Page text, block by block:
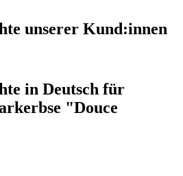
unserer Kund:innen
in Deutsch für
"Douce